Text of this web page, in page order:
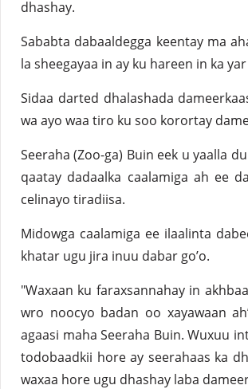
dhashay.
Sababta dabaaldegga keentay ma
la sheegayaa in ay ku hareen in ka
Sidaa darted dhalashada
wa ayo waa tiro ku soo korortay
Seeraha (Zoo-ga) Buin eek u yaalla
qaatay dadaalka caalamiga ah ee
celinayo tiradiisa.
Midowga caalamiga ee ilaalinta
khatar ugu jira inuu dabar go’o.
"Waxaan ku faraxsannahay in
wro noocyo badan oo xayawaan
agaasi maha Seeraha Buin. Wuxuu
todobaadkii hore ay seerahaas ka
waxaa hore ugu dhashay laba